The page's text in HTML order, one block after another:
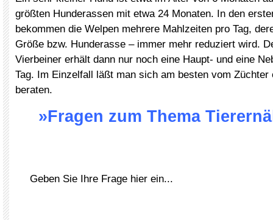
größten Hunderassen mit etwa 24 Monaten. In den
bekommen die Welpen mehrere Mahlzeiten pro Tag,
Größe bzw. Hunderasse – immer mehr reduziert wird.
Vierbeiner erhält dann nur noch eine Haupt- und eine
Tag. Im Einzelfall läßt man sich am besten vom Züchter
beraten.
»Fragen zum Thema